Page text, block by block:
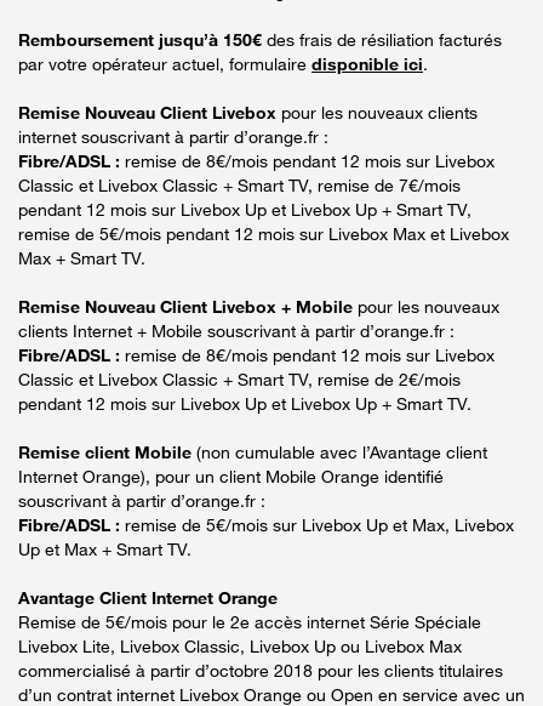
Remboursement jusqu’à 150€ des frais de résiliation facturés
par votre opérateur actuel, formulaire disponible ici.
Remise Nouveau Client Livebox pour les nouveaux clients
internet souscrivant à partir d’orange.fr :
Fibre/ADSL : remise de 8€/mois pendant 12 mois sur Livebox
Classic et Livebox Classic + Smart TV, remise de 7€/mois
pendant 12 mois sur Livebox Up et Livebox Up + Smart TV,
remise de 5€/mois pendant 12 mois sur Livebox Max et Livebox
Max + Smart TV.
Remise Nouveau Client Livebox + Mobile pour les nouveaux
clients Internet + Mobile souscrivant à partir d’orange.fr :
Fibre/ADSL : remise de 8€/mois pendant 12 mois sur Livebox
Classic et Livebox Classic + Smart TV, remise de 2€/mois
pendant 12 mois sur Livebox Up et Livebox Up + Smart TV.
Remise client Mobile (non cumulable avec l’Avantage client
Internet Orange), pour un client Mobile Orange identifié
souscrivant à partir d’orange.fr :
Fibre/ADSL : remise de 5€/mois sur Livebox Up et Max, Livebox
Up et Max + Smart TV.
Avantage Client Internet Orange
Remise de 5€/mois pour le 2e accès internet Série Spéciale
Livebox Lite, Livebox Classic, Livebox Up ou Livebox Max
commercialisé à partir d’octobre 2018 pour les clients titulaires
d’un contrat internet Livebox Orange ou Open en service avec un